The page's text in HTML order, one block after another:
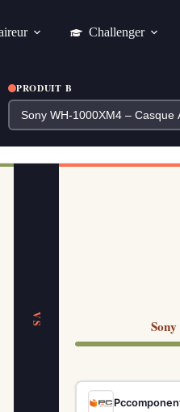
Challenger
PRODUIT B
VS